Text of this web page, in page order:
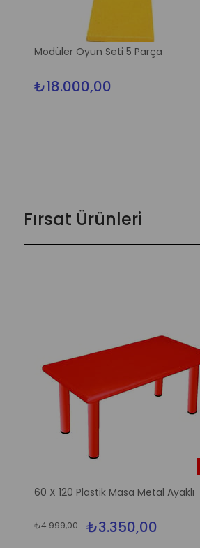
Modüler Oyun Seti 5 Parça
₺18.000,00
Fırsat Ürünleri
60 X 120 Plastik Masa Metal Ayaklı
₺3.350,00
₺4.999,00